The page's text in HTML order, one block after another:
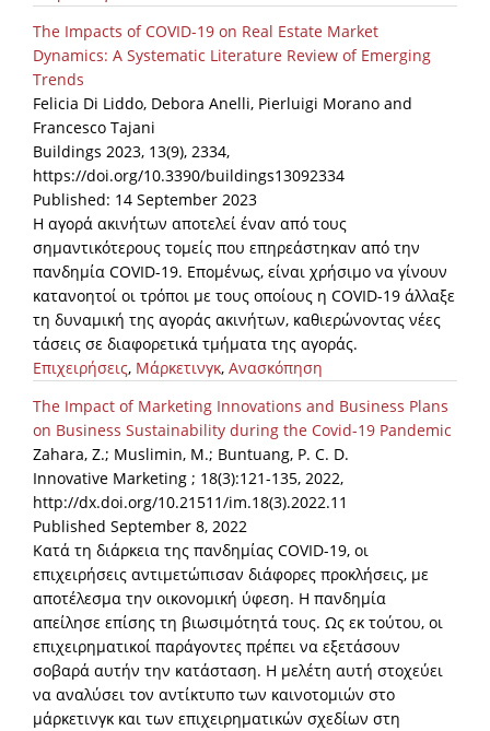
The Impacts of COVID-19 on Real Estate Market
Dynamics: A Systematic Literature Review of Emerging
Trends
Felicia Di Liddo, Debora Anelli, Pierluigi Morano and
Francesco Tajani
Buildings 2023, 13(9), 2334,
https://doi.org/10.3390/buildings13092334
Published: 14 September 2023
Η αγορά ακινήτων αποτελεί έναν από τους
σημαντικότερους τομείς που επηρεάστηκαν από την
πανδημία COVID-19. Επομένως, είναι χρήσιμο να γίνουν
κατανοητοί οι τρόποι με τους οποίους η COVID-19 άλλαξε
τη δυναμική της αγοράς ακινήτων, καθιερώνοντας νέες
τάσεις σε διαφορετικά τμήματα της αγοράς.
Επιχειρήσεις, Μάρκετινγκ, Ανασκόπηση
The Impact of Marketing Innovations and Business Plans
on Business Sustainability during the Covid-19 Pandemic
Zahara, Z.; Muslimin, M.; Buntuang, P. C. D.
Innovative Marketing ; 18(3):121-135, 2022,
http://dx.doi.org/10.21511/im.18(3).2022.11
Published September 8, 2022
Κατά τη διάρκεια της πανδημίας COVID-19, οι
επιχειρήσεις αντιμετώπισαν διάφορες προκλήσεις, με
αποτέλεσμα την οικονομική ύφεση. Η πανδημία
απείλησε επίσης τη βιωσιμότητά τους. Ως εκ τούτου, οι
επιχειρηματικοί παράγοντες πρέπει να εξετάσουν
σοβαρά αυτήν την κατάσταση. Η μελέτη αυτή στοχεύει
να αναλύσει τον αντίκτυπο των καινοτομιών στο
μάρκετινγκ και των επιχειρηματικών σχεδίων στη